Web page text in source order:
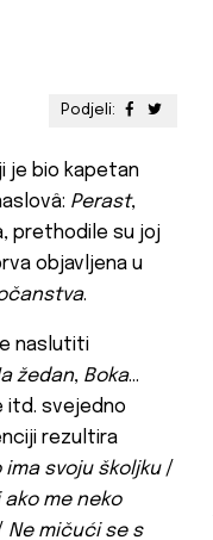
Podjeli:
je bio kapetan
Perast,
prethodile su joj
objavljena u
.
naslutiti
žedan, Boka…
itd. svejedno
rezultira
ima svoju školjku/
ako me neko
Ne mičući se s